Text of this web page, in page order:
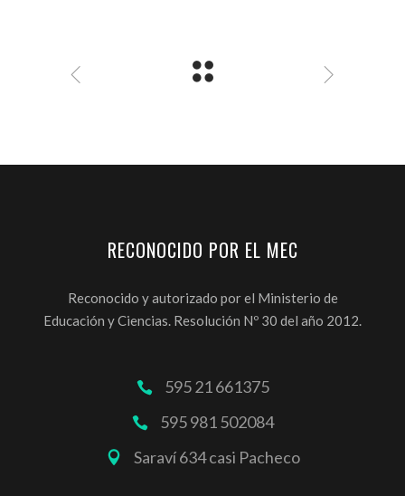
RECONOCIDO POR EL MEC
Reconocido y autorizado por el Ministerio de
Educación y Ciencias. Resolución Nº 30 del año 2012.
595 21 661375
595 981 502084
Saraví 634 casi Pacheco